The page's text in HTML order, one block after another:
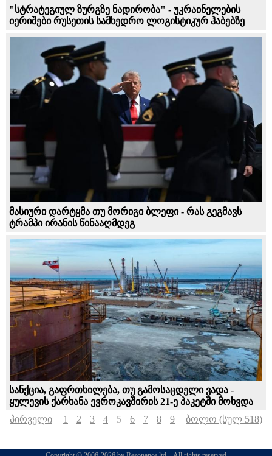
"სტრატეგიულ ზურგზე ნადირობა" - უკრაინელების
იერიშები რუსეთის სამხედრო ლოგისტიკურ ჰაბებზე
მასიური დარტყმა თუ მორიგი ბლეფი - რას გეგმავს
ტრამპი ირანის წინააღმდეგ
სანქცია, გაფრთხილება, თუ გამოსაცდელი ვადა -
ყულევის ქარხანა ევროკავშირის 21-ე პაკეტში მოხვდა
პირველი
1 2 3 4 5 6 7 8 9 ბოლო (სულ 518)